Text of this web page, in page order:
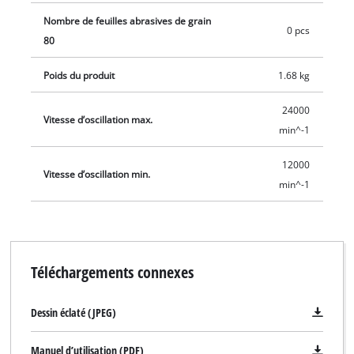
Nombre de feuilles abrasives de grain
80
0 pcs
Poids du produit 1.68 kg
Vitesse d’oscillation max.
24000
min^-1
Vitesse d’oscillation min.
12000
min^-1
Téléchargements connexes
Dessin éclaté (JPEG)
Manuel d’utilisation (PDF)